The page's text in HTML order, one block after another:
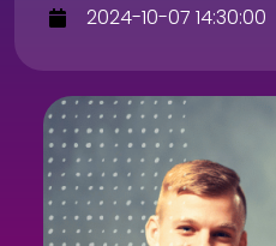
2024-10-07 14:30:00